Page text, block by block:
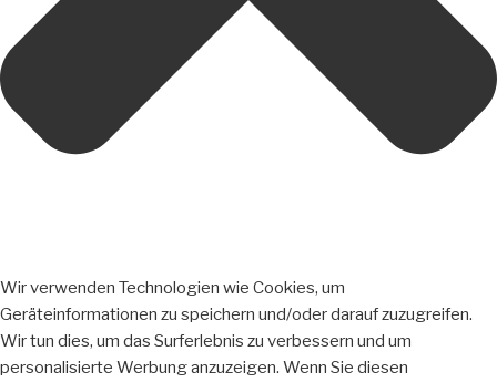
Wir verwenden Technologien wie Cookies, um
Geräteinformationen zu speichern und/oder darauf zuzugreifen.
Wir tun dies, um das Surferlebnis zu verbessern und um
personalisierte Werbung anzuzeigen. Wenn Sie diesen